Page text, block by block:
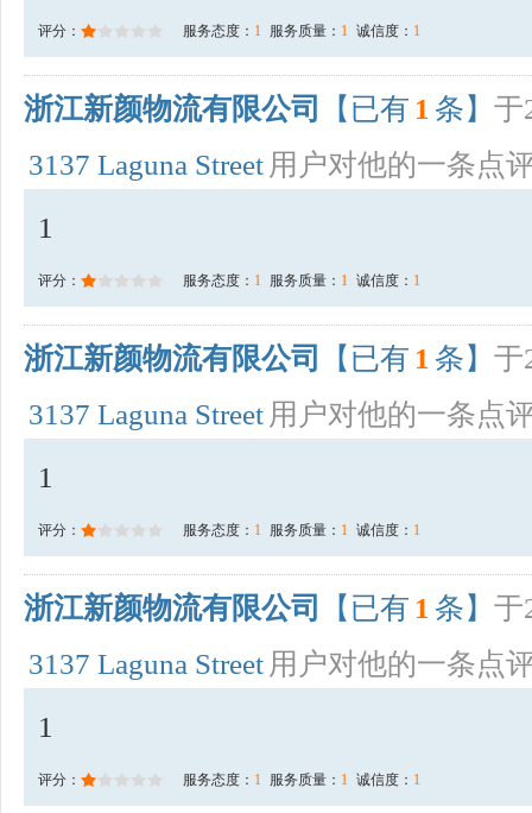
评分： 服务态度： 1 服务质量： 1 诚信度： 1
浙江新颜物流有限公司 【已有 1 条】 于
3137 Laguna Street 用户对他的一条点
1
评分： 服务态度： 1 服务质量： 1 诚信度： 1
浙江新颜物流有限公司 【已有 1 条】 于
3137 Laguna Street 用户对他的一条点
1
评分： 服务态度： 1 服务质量： 1 诚信度： 1
浙江新颜物流有限公司 【已有 1 条】 于
3137 Laguna Street 用户对他的一条点
1
评分： 服务态度： 1 服务质量： 1 诚信度： 1